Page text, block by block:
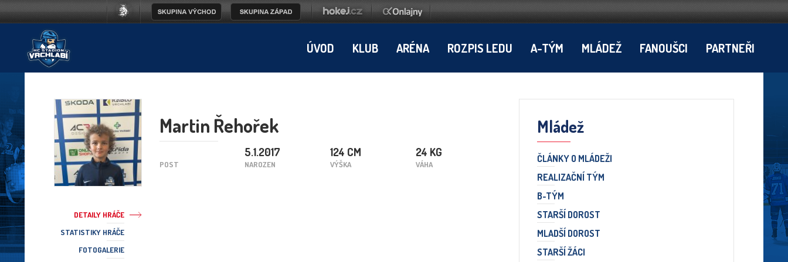
ÚVOD KLUB ARÉNA ROZPIS LEDU A-TÝM MLÁDEŽ FANOUŠCI PARTNEŘI
Martin Řehořek
POST
5.1.2017
NAROZEN
124 CM
VÝŠKA
24 KG
VÁHA
DETAILY HRÁČE
STATISTIKY HRÁČE
FOTOGALERIE
Mládež
ČLÁNKY O MLÁDEŽI
REALIZAČNÍ TÝM
B-TÝM
STARŠÍ DOROST
MLADŠÍ DOROST
STARŠÍ ŽÁCI